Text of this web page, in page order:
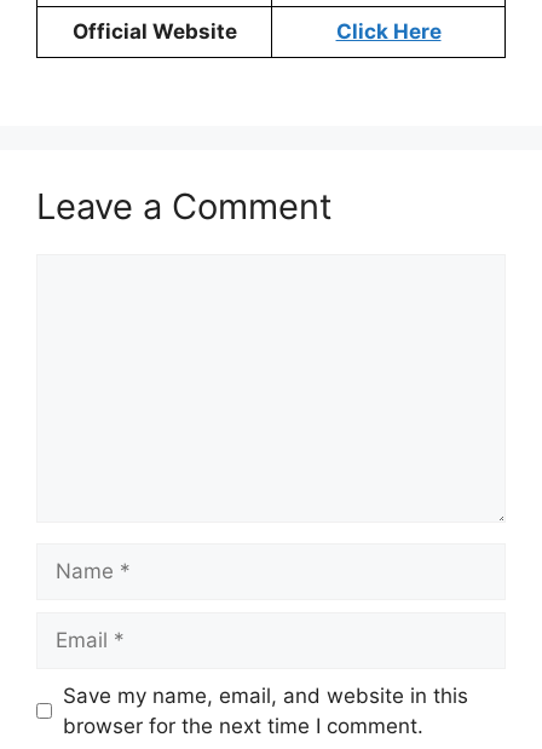
Official Website Click Here
Leave a Comment
Website
Save my name, email, and website in this
browser for the next time I comment.